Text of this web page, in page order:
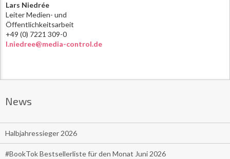
Lars Niedrée
Leiter Medien- und
Öffentlichkeitsarbeit
+49 (0) 7221 309-0
l.niedree@media-control.de
News
Halbjahressieger 2026
#BookTok Bestsellerliste für den Monat Juni 2026